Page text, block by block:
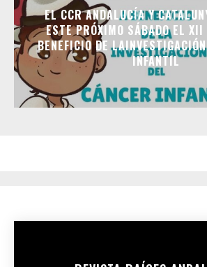
EL CCR ANDALUCÍA Y
ESTE PRÓXIMO SÁBADO EL
BENEFICIO DE
INFANTIL